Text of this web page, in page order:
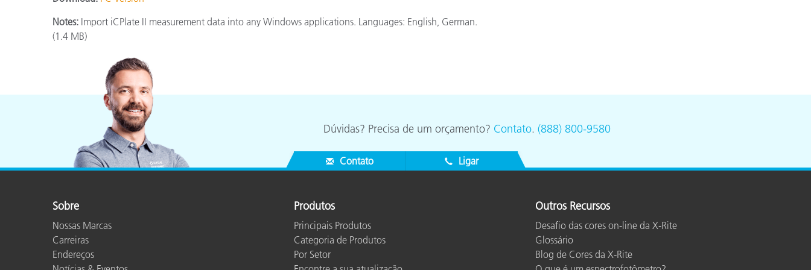
Notes: Import iCPlate II measurement data into any Windows applications. Languages: English, German.
(1.4 MB)
Dúvidas? Precisa de um orçamento? Contato. (888) 800-9580
Contato Ligar
Sobre
Nossas Marcas
Carreiras
Endereços
Produtos
Principais Produtos
Categoria de Produtos
Por Setor
Outros Recursos
Desafio das cores on-line da X-Rite
Glossário
Blog de Cores da X-Rite